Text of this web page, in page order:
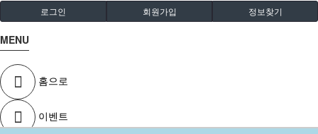
로그인 회원가입 정보찾기
MENU
홈으로
이벤트